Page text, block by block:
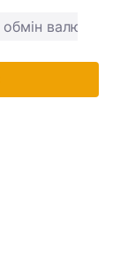
обмін валют